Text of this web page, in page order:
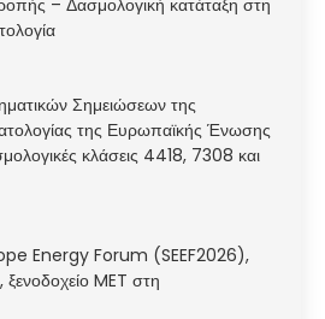
– Δασμολογική κατάταξη στη
Σημειώσεων της
της Ευρωπαϊκής Ένωσης
κλάσεις 4418, 7308 και
Energy Forum (SEEF2026),
MET στη